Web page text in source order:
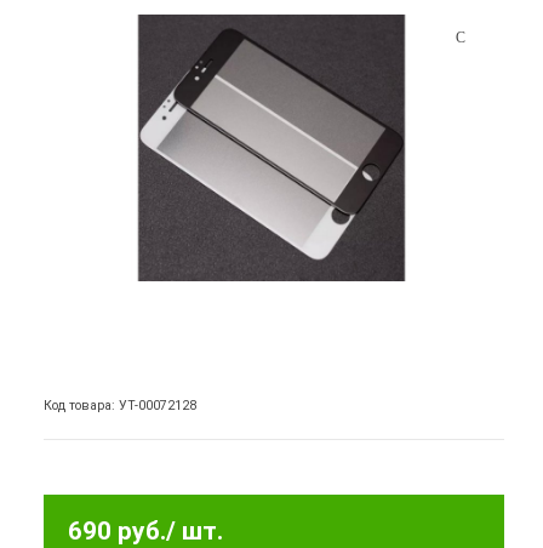
Код товара: УТ-00072128
690 руб./ шт.